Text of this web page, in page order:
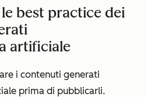
best practice dei
artificiale
i contenuti generati
prima di pubblicarli.